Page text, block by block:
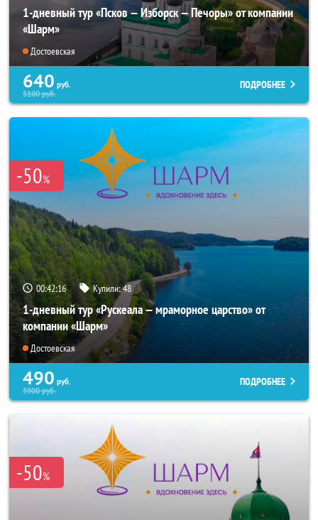
1-дневный тур «Псков — Изборск — Печоры» от компании
«Шарм»
Достоевская
640 руб.
5100руб.
ПОДРОБНЕЕ
-50%
00:42:15 Купили:48
1-дневный тур «Рускеала — мраморное царство» от
компании «Шарм»
Достоевская
490 руб.
3900руб.
ПОДРОБНЕЕ
-50%